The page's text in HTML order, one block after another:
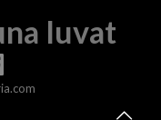
Iuvat